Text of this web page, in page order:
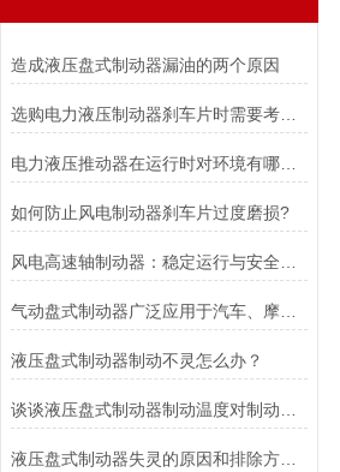
造成液压盘式制动器漏油的两个原因
选购电力液压制动器刹车片时需要考虑的问题有哪些？
电力液压推动器在运行时对环境有哪些要求？
如何防止风电制动器刹车片过度磨损?
气动盘式制动器广泛应用于汽车、摩托车和自行车等交通工具中
液压盘式制动器制动不灵怎么办？
液压盘式制动器失灵的原因和排除方法介绍